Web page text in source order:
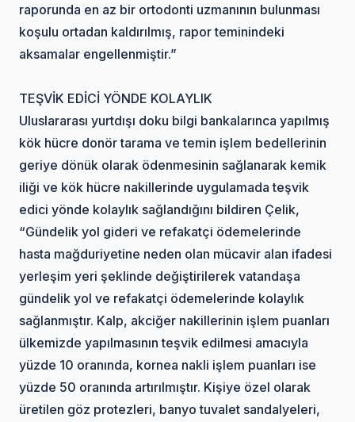
raporunda en az bir ortodonti uzmanının bulunması
koşulu ortadan kaldırılmış, rapor teminindeki
aksamalar engellenmiştir.”
TEŞVİK EDİCİ YÖNDE KOLAYLIK
Uluslararası yurtdışı doku bilgi bankalarınca yapılmış
kök hücre donör tarama ve temin işlem bedellerinin
geriye dönük olarak ödenmesinin sağlanarak kemik
iliği ve kök hücre nakillerinde uygulamada teşvik
edici yönde kolaylık sağlandığını bildiren Çelik,
“Gündelik yol gideri ve refakatçi ödemelerinde
hasta mağduriyetine neden olan mücavir alan ifadesi
yerleşim yeri şeklinde değiştirilerek vatandaşa
gündelik yol ve refakatçi ödemelerinde kolaylık
sağlanmıştır. Kalp, akciğer nakillerinin işlem puanları
ülkemizde yapılmasının teşvik edilmesi amacıyla
yüzde 10 oranında, kornea nakli işlem puanları ise
yüzde 50 oranında artırılmıştır. Kişiye özel olarak
üretilen göz protezleri, banyo tuvalet sandalyeleri,